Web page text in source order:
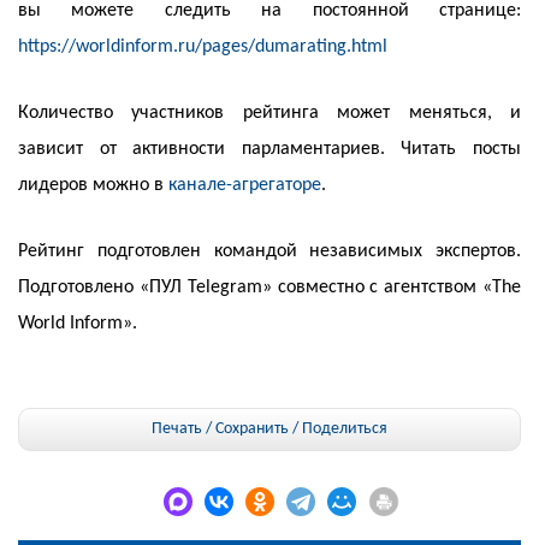
вы можете следить на постоянной странице:
https://worldinform.ru/pages/dumarating.html
Количество участников рейтинга может меняться, и
зависит от активности парламентариев. Читать посты
лидеров можно в канале-агрегаторе.
Рейтинг подготовлен командой независимых экспертов.
Подготовлено «ПУЛ Telegram» совместно с агентством «The
World Inform».
Печать / Сохранить / Поделиться